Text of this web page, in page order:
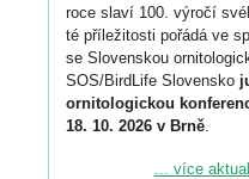
roce slaví 100. výročí
té příležitosti pořádá ve
se Slovenskou
SOS/BirdLife Slovensko
ornitologickou
18. 10. 2026 v Brně.
Podrobnější informace ke
... více